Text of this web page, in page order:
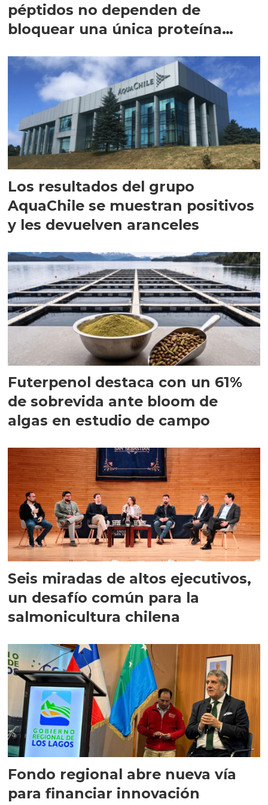
péptidos no dependen de
bloquear una única proteína
Los resultados del grupo
AquaChile se muestran positivos
y les devuelven aranceles
Futerpenol destaca con un 61%
de sobrevida ante bloom de
algas en estudio de campo
Seis miradas de altos ejecutivos,
un desafío común para la
salmonicultura chilena
Fondo regional abre nueva vía
para financiar innovación